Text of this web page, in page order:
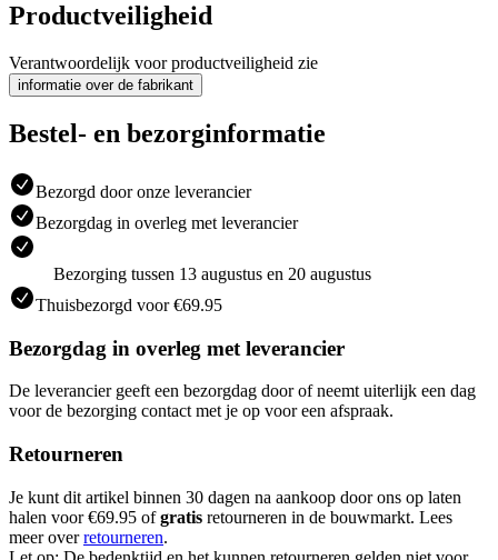
Productveiligheid
Verantwoordelijk voor productveiligheid zie
informatie over de fabrikant
Bestel- en bezorginformatie
Bezorgd door onze leverancier
Bezorgdag in overleg met leverancier
Bezorging tussen 13 augustus en 20 augustus
Thuisbezorgd voor €69.95
Bezorgdag in overleg met leverancier
De leverancier geeft een bezorgdag door of neemt uiterlijk een dag
voor de bezorging contact met je op voor een afspraak.
Retourneren
Je kunt dit artikel binnen 30 dagen na aankoop door ons op laten
halen voor €69.95 ofgratis retourneren in de bouwmarkt. Lees
meer overretourneren.